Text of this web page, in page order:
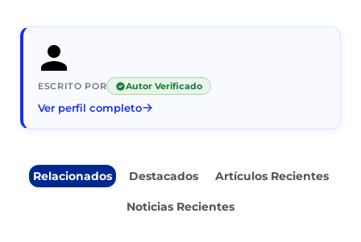
ESCRITO POR Autor Verificado
Ver perfil completo
Relacionados Destacados Artículos Recientes
Noticias Recientes